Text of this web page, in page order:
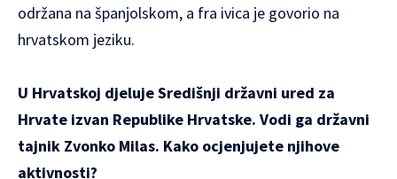
održana na španjolskom, a fra ivica je govorio na
hrvatskom jeziku.
U Hrvatskoj djeluje Središnji državni ured za
Hrvate izvan Republike Hrvatske. Vodi ga državni
tajnik Zvonko Milas. Kako ocjenjujete njihove
aktivnosti?